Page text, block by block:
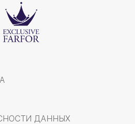
ДАННЫХ